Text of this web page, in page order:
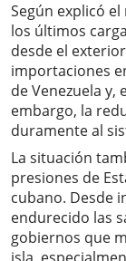
Según explicó
los últimos
desde el
importaciones
de Venezuela y,
embargo, la
duramente al
La situación
presiones de
cubano. Desde
endurecido las
gobiernos que